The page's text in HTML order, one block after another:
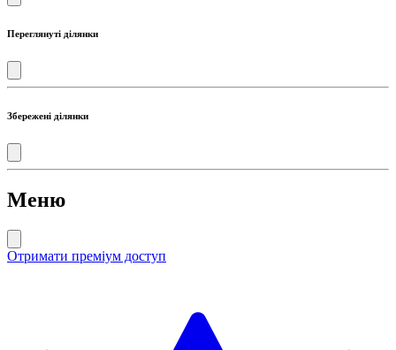
Переглянуті ділянки
Збережені ділянки
Меню
Отримати преміум доступ